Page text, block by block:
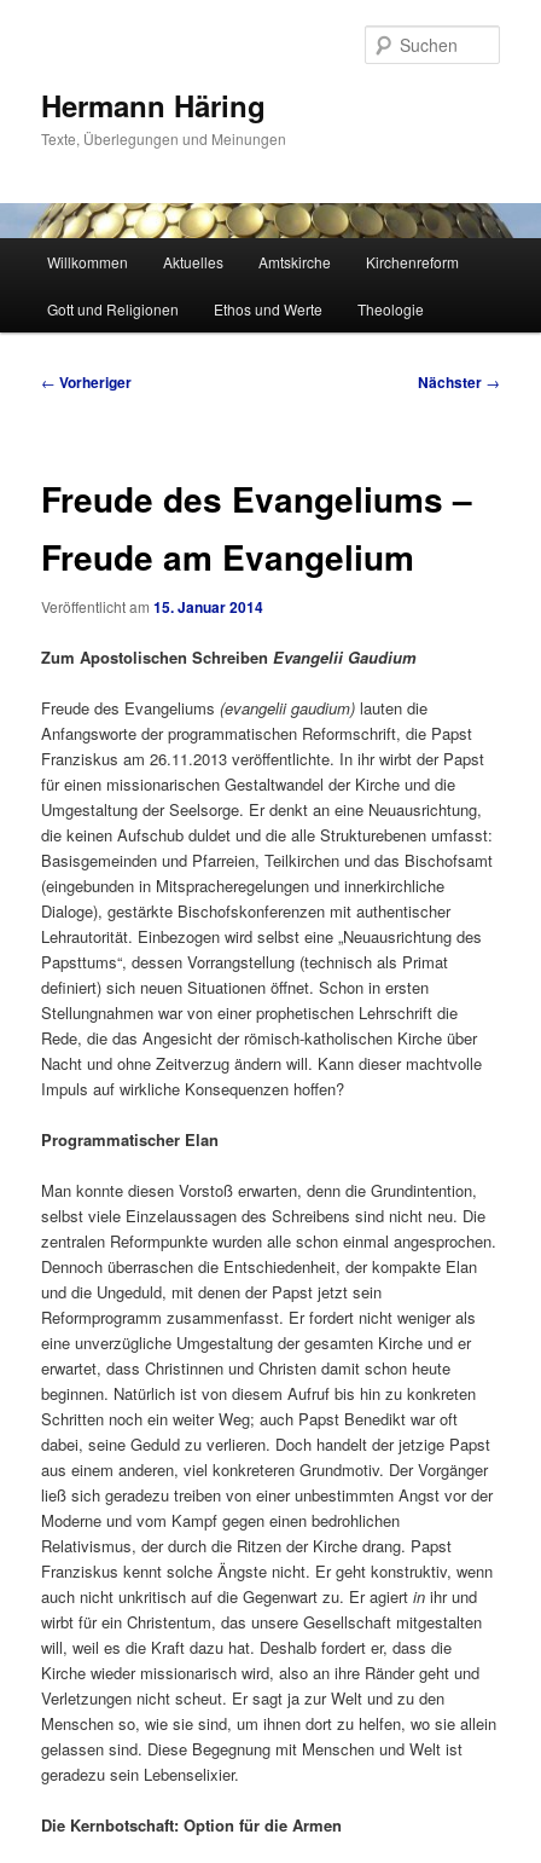
Hermann Häring
Texte, Überlegungen und Meinungen
Willkommen Aktuelles Amtskirche Kirchenreform
Gott und Religionen Ethos und Werte Theologie
Beitragsnavigation
← Vorheriger Nächster →
Freude des Evangeliums –
Freude am Evangelium
Veröffentlicht am15. Januar 2014
Zum Apostolischen SchreibenEvangelii Gaudium
Freude des Evangeliums (evangelii gaudium)lauten die
Anfangsworte der programmatischen Reformschrift, die Papst
Franziskus am 26.11.2013 veröffentlichte. In ihr wirbt der Papst
für einen missionarischen Gestaltwandel der Kirche und die
Umgestaltung der Seelsorge. Er denkt an eine Neuausrichtung,
die keinen Aufschub duldet und die alle Strukturebenen umfasst:
Basisgemeinden und Pfarreien, Teilkirchen und das Bischofsamt
(eingebunden in Mitspracheregelungen und innerkirchliche
Dialoge), gestärkte Bischofskonferenzen mit authentischer
Lehrautorität. Einbezogen wird selbst eine „Neuausrichtung des
Papsttums“, dessen Vorrangstellung (technisch als Primat
definiert) sich neuen Situationen öffnet. Schon in ersten
Stellungnahmen war von einer prophetischen Lehrschrift die
Rede, die das Angesicht der römisch-katholischen Kirche über
Nacht und ohne Zeitverzug ändern will. Kann dieser machtvolle
Impuls auf wirkliche Konsequenzen hoffen?
Programmatischer Elan
Man konnte diesen Vorstoß erwarten, denn die Grundintention,
selbst viele Einzelaussagen des Schreibens sind nicht neu. Die
zentralen Reformpunkte wurden alle schon einmal angesprochen.
Dennoch überraschen die Entschiedenheit, der kompakte Elan
und die Ungeduld, mit denen der Papst jetzt sein
Reformprogramm zusammenfasst. Er fordert nicht weniger als
eine unverzügliche Umgestaltung der gesamten Kirche und er
erwartet, dass Christinnen und Christen damit schon heute
beginnen. Natürlich ist von diesem Aufruf bis hin zu konkreten
Schritten noch ein weiter Weg; auch Papst Benedikt war oft
dabei, seine Geduld zu verlieren. Doch handelt der jetzige Papst
aus einem anderen, viel konkreteren Grundmotiv. Der Vorgänger
ließ sich geradezu treiben von einer unbestimmten Angst vor der
Moderne und vom Kampf gegen einen bedrohlichen
Relativismus, der durch die Ritzen der Kirche drang. Papst
Franziskus kennt solche Ängste nicht. Er geht konstruktiv, wenn
auch nicht unkritisch auf die Gegenwart zu. Er agiertin ihr und
wirbt für ein Christentum, das unsere Gesellschaft mitgestalten
will, weil es die Kraft dazu hat. Deshalb fordert er, dass die
Kirche wieder missionarisch wird, also an ihre Ränder geht und
Verletzungen nicht scheut. Er sagt ja zur Welt und zu den
Menschen so, wie sie sind, um ihnen dort zu helfen, wo sie allein
gelassen sind. Diese Begegnung mit Menschen und Welt ist
geradezu sein Lebenselixier.
Die Kernbotschaft: Option für die Armen